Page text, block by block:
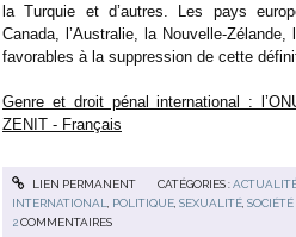
la Turquie et d’autres. Les pays
Canada, l’Australie, la Nouvelle-
favorables à la suppression de cette
Genre et droit pénal international :
ZENIT - Français
LIEN PERMANENT CATÉGORIES :
INTERNATIONAL
POLITIQUE ,SEXUALITÉ ,SOCIÉTÉ
2COMMENTAIRES